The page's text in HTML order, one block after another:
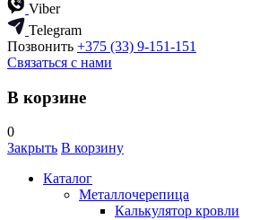
Viber
Telegram
Позвонить +375 (33) 9-151-151
Связаться с нами
В корзине
0
Закрыть В корзину
Каталог
Металлочерепица
Калькулятор кровли